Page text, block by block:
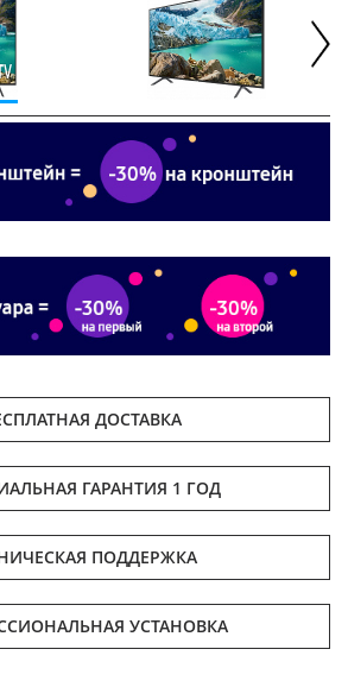
ДОСТАВКА
ГАРАНТИЯ 1 ГОД
ПОДДЕРЖКА
УСТАНОВКА